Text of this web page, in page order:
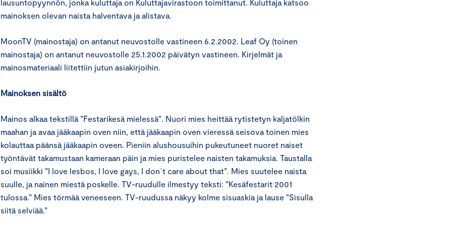
lausuntopyynnön, jonka kuluttaja on Kuluttajavirastoon toimittanut. Kuluttaja katsoo
mainoksen olevan naista halventava ja alistava.
MoonTV (mainostaja) on antanut neuvostolle vastineen 6.2.2002. Leaf Oy (toinen
mainostaja) on antanut neuvostolle 25.1.2002 päivätyn vastineen. Kirjelmät ja
mainosmateriaali liitettiin jutun asiakirjoihin.
Mainoksen sisältö
Mainos alkaa tekstillä ”Festarikesä mielessä”. Nuori mies heittää rytistetyn kaljatölkin
maahan ja avaa jääkaapin oven niin, että jääkaapin oven vieressä seisova toinen mies
kolauttaa päänsä jääkaapin oveen. Pieniin alushousuihin pukeutuneet nuoret naiset
työntävät takamustaan kameraan päin ja mies puristelee naisten takamuksia. Taustalla
soi musiikki ”I love lesbos, I love gays, I don´t care about that”. Mies suutelee naista
suulle, ja nainen miestä poskelle. TV-ruudulle ilmestyy teksti: ”Kesäfestarit 2001
tulossa.” Mies törmää veneeseen. TV-ruudussa näkyy kolme sisuaskia ja lause ”Sisulla
siitä selviää.”